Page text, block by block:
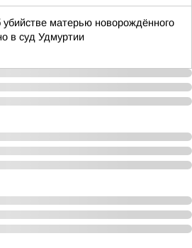
матерью новорождённого
в суд Удмуртии